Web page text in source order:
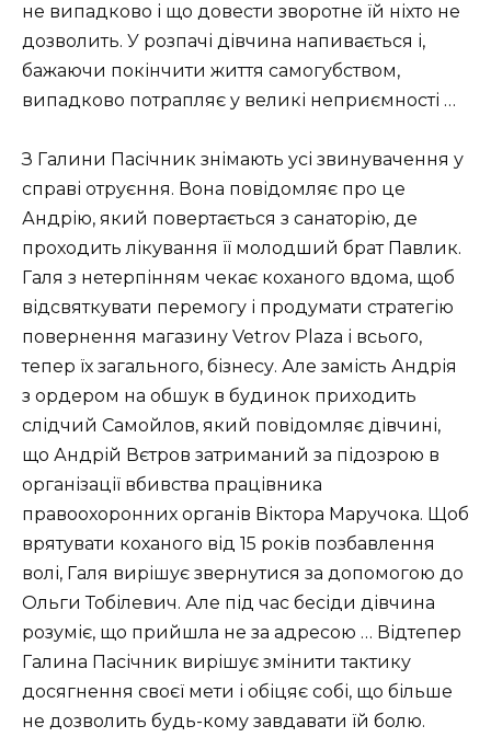
не випадково і що довести зворотне їй ніхто не
дозволить. У розпачі дівчина напивається і,
бажаючи покінчити життя самогубством,
випадково потрапляє у великі неприємності …
З Галини Пасічник знімають усі звинувачення у
справі отруєння. Вона повідомляє про це
Андрію, який повертається з санаторію, де
проходить лікування її молодший брат Павлик.
Галя з нетерпінням чекає коханого вдома, щоб
відсвяткувати перемогу і продумати стратегію
повернення магазину Vetrov Plaza і всього,
тепер їх загального, бізнесу. Але замість Андрія
з ордером на обшук в будинок приходить
слідчий Самойлов, який повідомляє дівчині,
що Андрій Вєтров затриманий за підозрою в
організації вбивства працівника
правоохоронних органів Віктора Маручока. Щоб
врятувати коханого від 15 років позбавлення
волі, Галя вирішує звернутися за допомогою до
Ольги Тобілевич. Але під час бесіди дівчина
розуміє, що прийшла не за адресою … Відтепер
Галина Пасічник вирішує змінити тактику
досягнення своєї мети і обіцяє собі, що більше
не дозволить будь-кому завдавати їй болю.